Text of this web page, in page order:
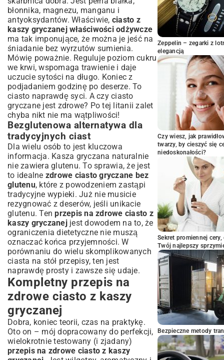
kaszą gryczaną
błonnika, magnezu, manganu i
antyoksydantów. Właściwie, ciasto z
kaszy gryczanej właściwości odżywcze
ma tak imponujące, że można je jeść na
śniadanie bez wyrzutów sumienia.
Mówię poważnie. Reguluje poziom cukru
we krwi, wspomaga trawienie i daje
uczucie sytości na długo. Koniec z
podjadaniem godzinę po deserze. To
ciasto naprawdę syci. A czy ciasto
gryczane jest zdrowe? Po tej litanii zalet
chyba nikt nie ma wątpliwości!
Bezglutenowa alternatywa dla
tradycyjnych ciast
Dla wielu osób to jest kluczowa
informacja. Kasza gryczana naturalnie
nie zawiera glutenu. To sprawia, że jest
to idealne zdrowe ciasto gryczane bez
glutenu, które z powodzeniem zastąpi
tradycyjne wypieki. Już nie musicie
rezygnować z deserów, jeśli unikacie
glutenu. Tenprzepis na zdrowe ciasto z
kaszy gryczanejjest dowodem na to, że
ograniczenia dietetyczne nie muszą
oznaczać końca przyjemności. W
porównaniu do wielu skomplikowanych
ciasta na stół przepisy, ten jest
naprawdę prosty i zawsze się udaje.
Kompletny przepis na
zdrowe ciasto z kaszy
gryczanej
Dobra, koniec teorii, czas na praktykę.
Oto on – mój dopracowany do perfekcji,
wielokrotnie testowany (i zjadany)
przepis na zdrowe ciasto z kaszy
Zeppelin – zegarki z
elegancją
Czy wiesz, jak
twarzy, by cieszyć się
niedoskonałości?
Sekret promiennej
Twój najlepszy
Bezpieczne metody